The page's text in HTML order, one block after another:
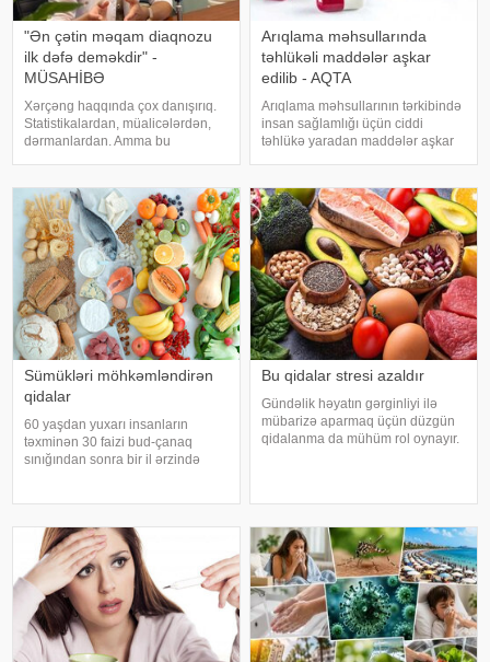
"Ən çətin məqam diaqnozu
ilk dəfə deməkdir" -
MÜSAHİBƏ
Xərçəng haqqında çox danışırıq.
Statistikalardan, müalicələrdən,
dərmanlardan. Amma bu
qorxularından, ümidlərindən,
yanlış bildiklərindən daha az
danışırıq. Elə buna gör
Arıqlama məhsullarında
təhlükəli maddələr aşkar
edilib - AQTA
Arıqlama məhsullarının tərkibində
insan sağlamlığı üçün ciddi
təhlükə yaradan maddələr aşkar
Təhlükəsizliyi Agentliyinin (AQTA)
Qida təhlükəsizliyi şöbəsinin
müdir
Sümükləri möhkəmləndirən
qidalar
60 yaşdan yuxarı insanların
təxminən 30 faizi bud-çanaq
sınığından sonra bir il ərzində
riskini azaltmaq üçün kalsium, D
vitamini, zülal
Bu qidalar stresi azaldır
Gündəlik həyatın gərginliyi ilə
mübarizə aparmaq üçün düzgün
qidalanma da mühüm rol oynayır.
təsirlərini azaltmağa kömək edə
bilər